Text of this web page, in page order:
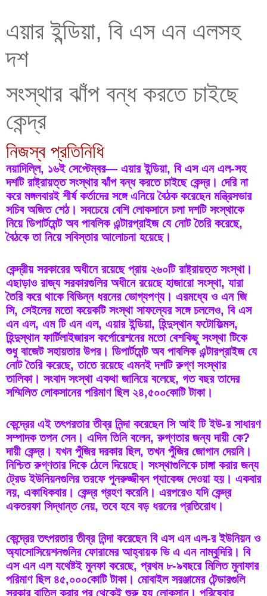
এয়ার ইন্ডিয়া, বি এস এন এলসহ
দশ
সংস্থার ঝাঁপ বন্ধ করতে চাইছে
কেন্দ্র
নিজস্ব প্রতিনিধি
নয়াদিল্লি, ১৬ই সেপ্টেম্বর— এয়ার ইন্ডিয়া, বি এস এন এল-সহ
দশটি রাষ্ট্রায়ত্ত সংস্থার ঝাঁপ বন্ধ করতে চাইছে কেন্দ্র। দেরি না
করে মঙ্গলবারই শীর্ষ কর্তাদের সঙ্গে এনিয়ে বৈঠক করেছেন মন্ত্রিসভার
সচিব অজিত শেঠ। সবচেয়ে বেশি লোকসানে চলা দশটি সংস্থাকে
নিয়ে ডিপার্টমেন্ট অব পাবলিক এন্টারপ্রাইজ যে নোট তৈরি করেছে,
বৈঠকে তা নিয়ে সবিস্তার আলোচনা হয়েছে।
কেন্দ্রীয় সরকারের অধীনে রয়েছে প্রায় ২৬০টি রাষ্ট্রায়ত্ত সংস্থা।
এছাড়াও রাজ্য সরকারগুলির অধীনে রয়েছে হাজারো সংস্থা, যারা
তৈরি করে থাকে বিভিন্ন ধরনের ভোগ্যপণ্য। এরমধ্যে ও এন জি
সি, সেইলের মতো কয়েকটি সংস্থা সাফল্যের সঙ্গে চললেও, বি এস
এন এল, এম টি এন এল, এয়ার ইন্ডিয়া, হিন্দুস্থান ফটোফিল্মস,
হিন্দুস্থান ফার্টিলাইজারস কর্পোরেশনের মতো বেশকিছু সংস্থা টিকে
শুধু বাজেট সহায়তার উপর। ডিপার্টমেন্ট অব পাবলিক এন্টারপ্রাইজ যে
নোট তৈরি করেছে, তাতে রয়েছে এমনই দশটি রুগ্‌ণ সংস্থার
তালিকা। সংবাদ সংস্থা একথা জানিয়ে বলেছে, গত বছর তাদের
সম্মিলিত লোকসানের পরিমাণ ছিল ২৪,৫০০কোটি টাকা।
কেন্দ্রের এই তৎপরতার তীব্র নিন্দা করেছেন সি আই টি ইউ-র সাধারণ
সম্পাদক তপন সেন। এদিন তিনি বলেন, রুগ্‌ণতার জন্য দায়ী কে?
দায়ী কেন্দ্র। যখন পুঁজির দরকার ছিল, তখন পুঁজির জোগান দেয়নি।
নিশ্চিত রুগ্‌ণতার দিকে ঠেলে দিয়েছে। সংস্থাগুলিকে চাঙ্গা করার জন্য
ট্রেড ইউনিয়নগুলির তরফে পুনরুজ্জীবন প্যাকেজ দেওয়া হয়। একবার
নয়, একাধিকবার। কেন্দ্র গ্রহণ করেনি। এরপরেও যদি কেন্দ্র
একতরফা সিদ্ধান্ত নেয়, তবে হবে বড় ধরনের প্রতিরোধ।
কেন্দ্রের তৎপরতার তীব্র নিন্দা করেছেন বি এস এন এল-র ইউনিয়ন ও
অ্যাসোসিয়েশনগুলির ফোরামের আহ্বায়ক ভি এ এন নাম্বুদিরি। বি
এস এন এল যথেষ্টই মুনফা করেছে, প্রথম ৮-৯বছরে মিলিত মুনাফার
পরিমাণ ছিল ৪৫,০০০কোটি টাকা। মোবাইল সরঞ্জামের টেন্ডারগুলি
সরকার বাতিল করার পর থেকেই শুরু হয় লোকসান। পরিষেবার